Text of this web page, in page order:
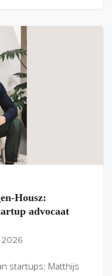
Housz:
advocaat
2026
startups: Matthijs